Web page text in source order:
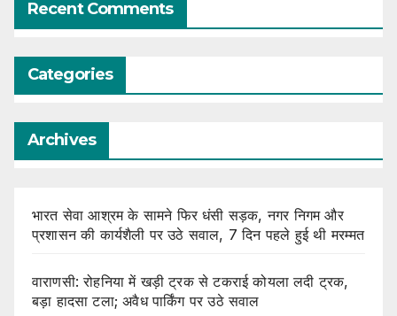
Recent Comments
Categories
Archives
भारत सेवा आश्रम के सामने फिर धंसी सड़क, नगर निगम और
प्रशासन की कार्यशैली पर उठे सवाल, 7 दिन पहले हुई थी मरम्मत
वाराणसी: रोहनिया में खड़ी ट्रक से टकराई कोयला लदी ट्रक,
बड़ा हादसा टला; अवैध पार्किंग पर उठे सवाल